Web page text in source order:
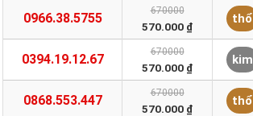
0966.38.5755 670000
570.000 ₫
thổ
0394.19.12.67 670000
570.000 ₫
kim
0868.553.447 670000
570.000 ₫
thổ